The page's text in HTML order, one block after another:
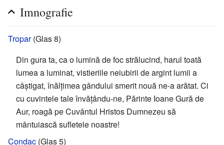
Imnografie
Tropar(Glas 8)
Din gura ta, ca o lumină de foc strălucind, harul toată
lumea a luminat, vistieriile neiubirii de argint lumii a
câștigat, înălțimea gândului smerit nouă ne-a arătat. Ci
cu cuvintele tale învățându-ne, Părinte Ioane Gură de
Aur, roagă pe Cuvântul Hristos Dumnezeu să
mântuiască sufletele noastre!
Condac (Glas 5)